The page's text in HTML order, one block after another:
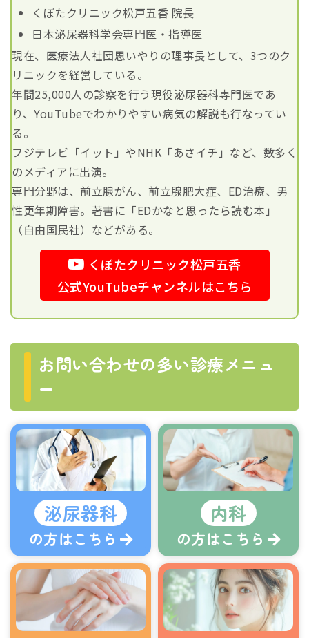
くぼたクリニック松戸五香 院長
日本泌尿器科学会専門医・指導医
現在、医療法人社団思いやりの理事長として、3つのク
リニックを経営している。
年間25,000人の診察を行う現役泌尿器科専門医であ
り、YouTubeでわかりやすい病気の解説も行なってい
る。
フジテレビ「イット」やNHK「あさイチ」など、数多く
のメディアに出演。
専門分野は、前立腺がん、前立腺肥大症、ED治療、男
性更年期障害。著書に「EDかなと思ったら読む本」
（自由国民社）などがある。
くぼたクリニック松戸五香
公式YouTubeチャンネルはこちら
お問い合わせの多い診療メニュ
ー
泌尿器科
の方はこちら
内科
の方はこちら